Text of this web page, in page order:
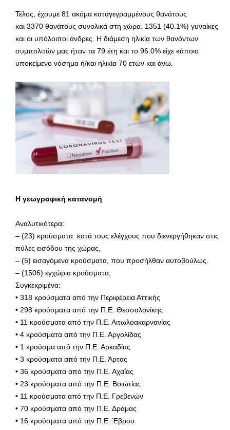
Τέλος, έχουμε 81 ακόμα καταγεγραμμένους θανάτους
και 3370 θανάτους συνολικά στη χώρα. 1351 (40.1%) γυναίκες
και οι υπόλοιποι άνδρες. Η διάμεση ηλικία των θανόντων
συμπολιτών μας ήταν τα 79 έτη και το 96.0% είχε κάποιο
υποκείμενο νόσημα ή/και ηλικία 70 ετών και άνω.
Η γεωγραφική κατανομή
Αναλυτικότερα:
– (23) κρούσματα κατά τους ελέγχους που διενεργήθηκαν στις
πύλες εισόδου της χώρας,
– (5) εισαγόμενα κρούσματα, που προσήλθαν αυτοβούλως.
– (1506) εγχώρια κρούσματα,
Συγκεκριμένα:
• 318 κρούσματα από την Περιφέρεια Αττικής
• 298 κρούσματα από την Π.Ε. Θεσσαλονίκης
• 11 κρούσματα από την Π.Ε. Αιτωλοακαρνανίας
• 4 κρούσματα από την Π.Ε. Αργολίδας
• 1 κρούσμα από την Π.Ε. Αρκαδίας
• 3 κρούσματα από την Π.Ε. Άρτας
• 36 κρούσματα από την Π.Ε. Αχαΐας
• 23 κρούσματα από την Π.Ε. Βοιωτίας
• 11 κρούσματα από την Π.Ε. Γρεβενών
• 70 κρούσματα από την Π.Ε. Δράμας
• 16 κρούσματα από την Π.Ε. Έβρου